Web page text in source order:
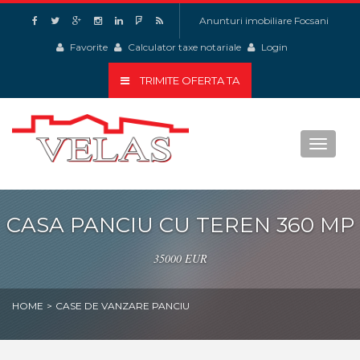
Anunturi imobiliare Focsani
Favorite Calculator taxe notariale Login
TRIMITE OFERTA TA
Toggle
CASA PANCIU CU TEREN 360 MP
35000 EUR
HOME > CASE DE VANZARE PANCIU